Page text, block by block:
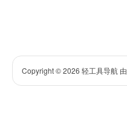
Copyright © 2026 轻工具导航 由